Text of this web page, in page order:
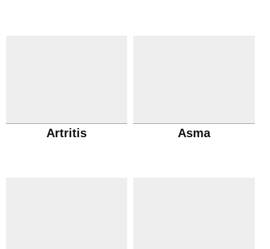
Artritis Asma